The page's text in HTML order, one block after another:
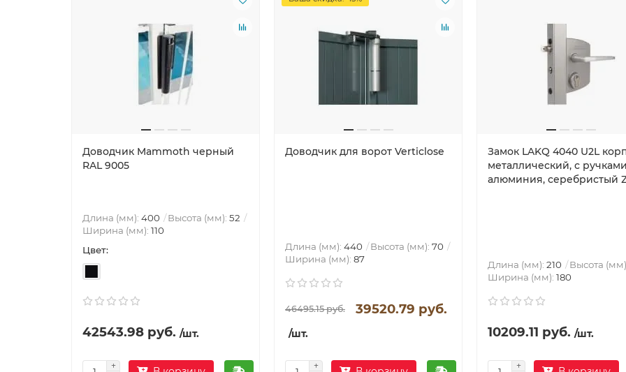
Доводчик Mammoth черный
RAL 9005
Длина (мм): 400 Высота (мм): 52
Ширина (мм): 110
Цвет:
42543.98 руб. /шт.
Доводчик для ворот Verticlose
Длина (мм): 440 Высота (мм): 70
Ширина (мм): 87
46495.15 руб. 39520.79 руб.
/шт.
Замок LAKQ 4040 U2L
металлический, с
алюминия, серебристый
Длина (мм): 210 Высота
Ширина (мм): 180
10209.11 руб. /шт.